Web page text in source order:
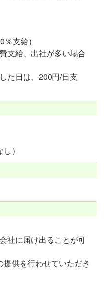
支給）
支給、出社が多い場合
た日は、200円/日支
）
社に届け出ることが可
供を行わせていただき